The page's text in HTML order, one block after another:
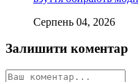
Серпень 04, 2026
Залишити коментар